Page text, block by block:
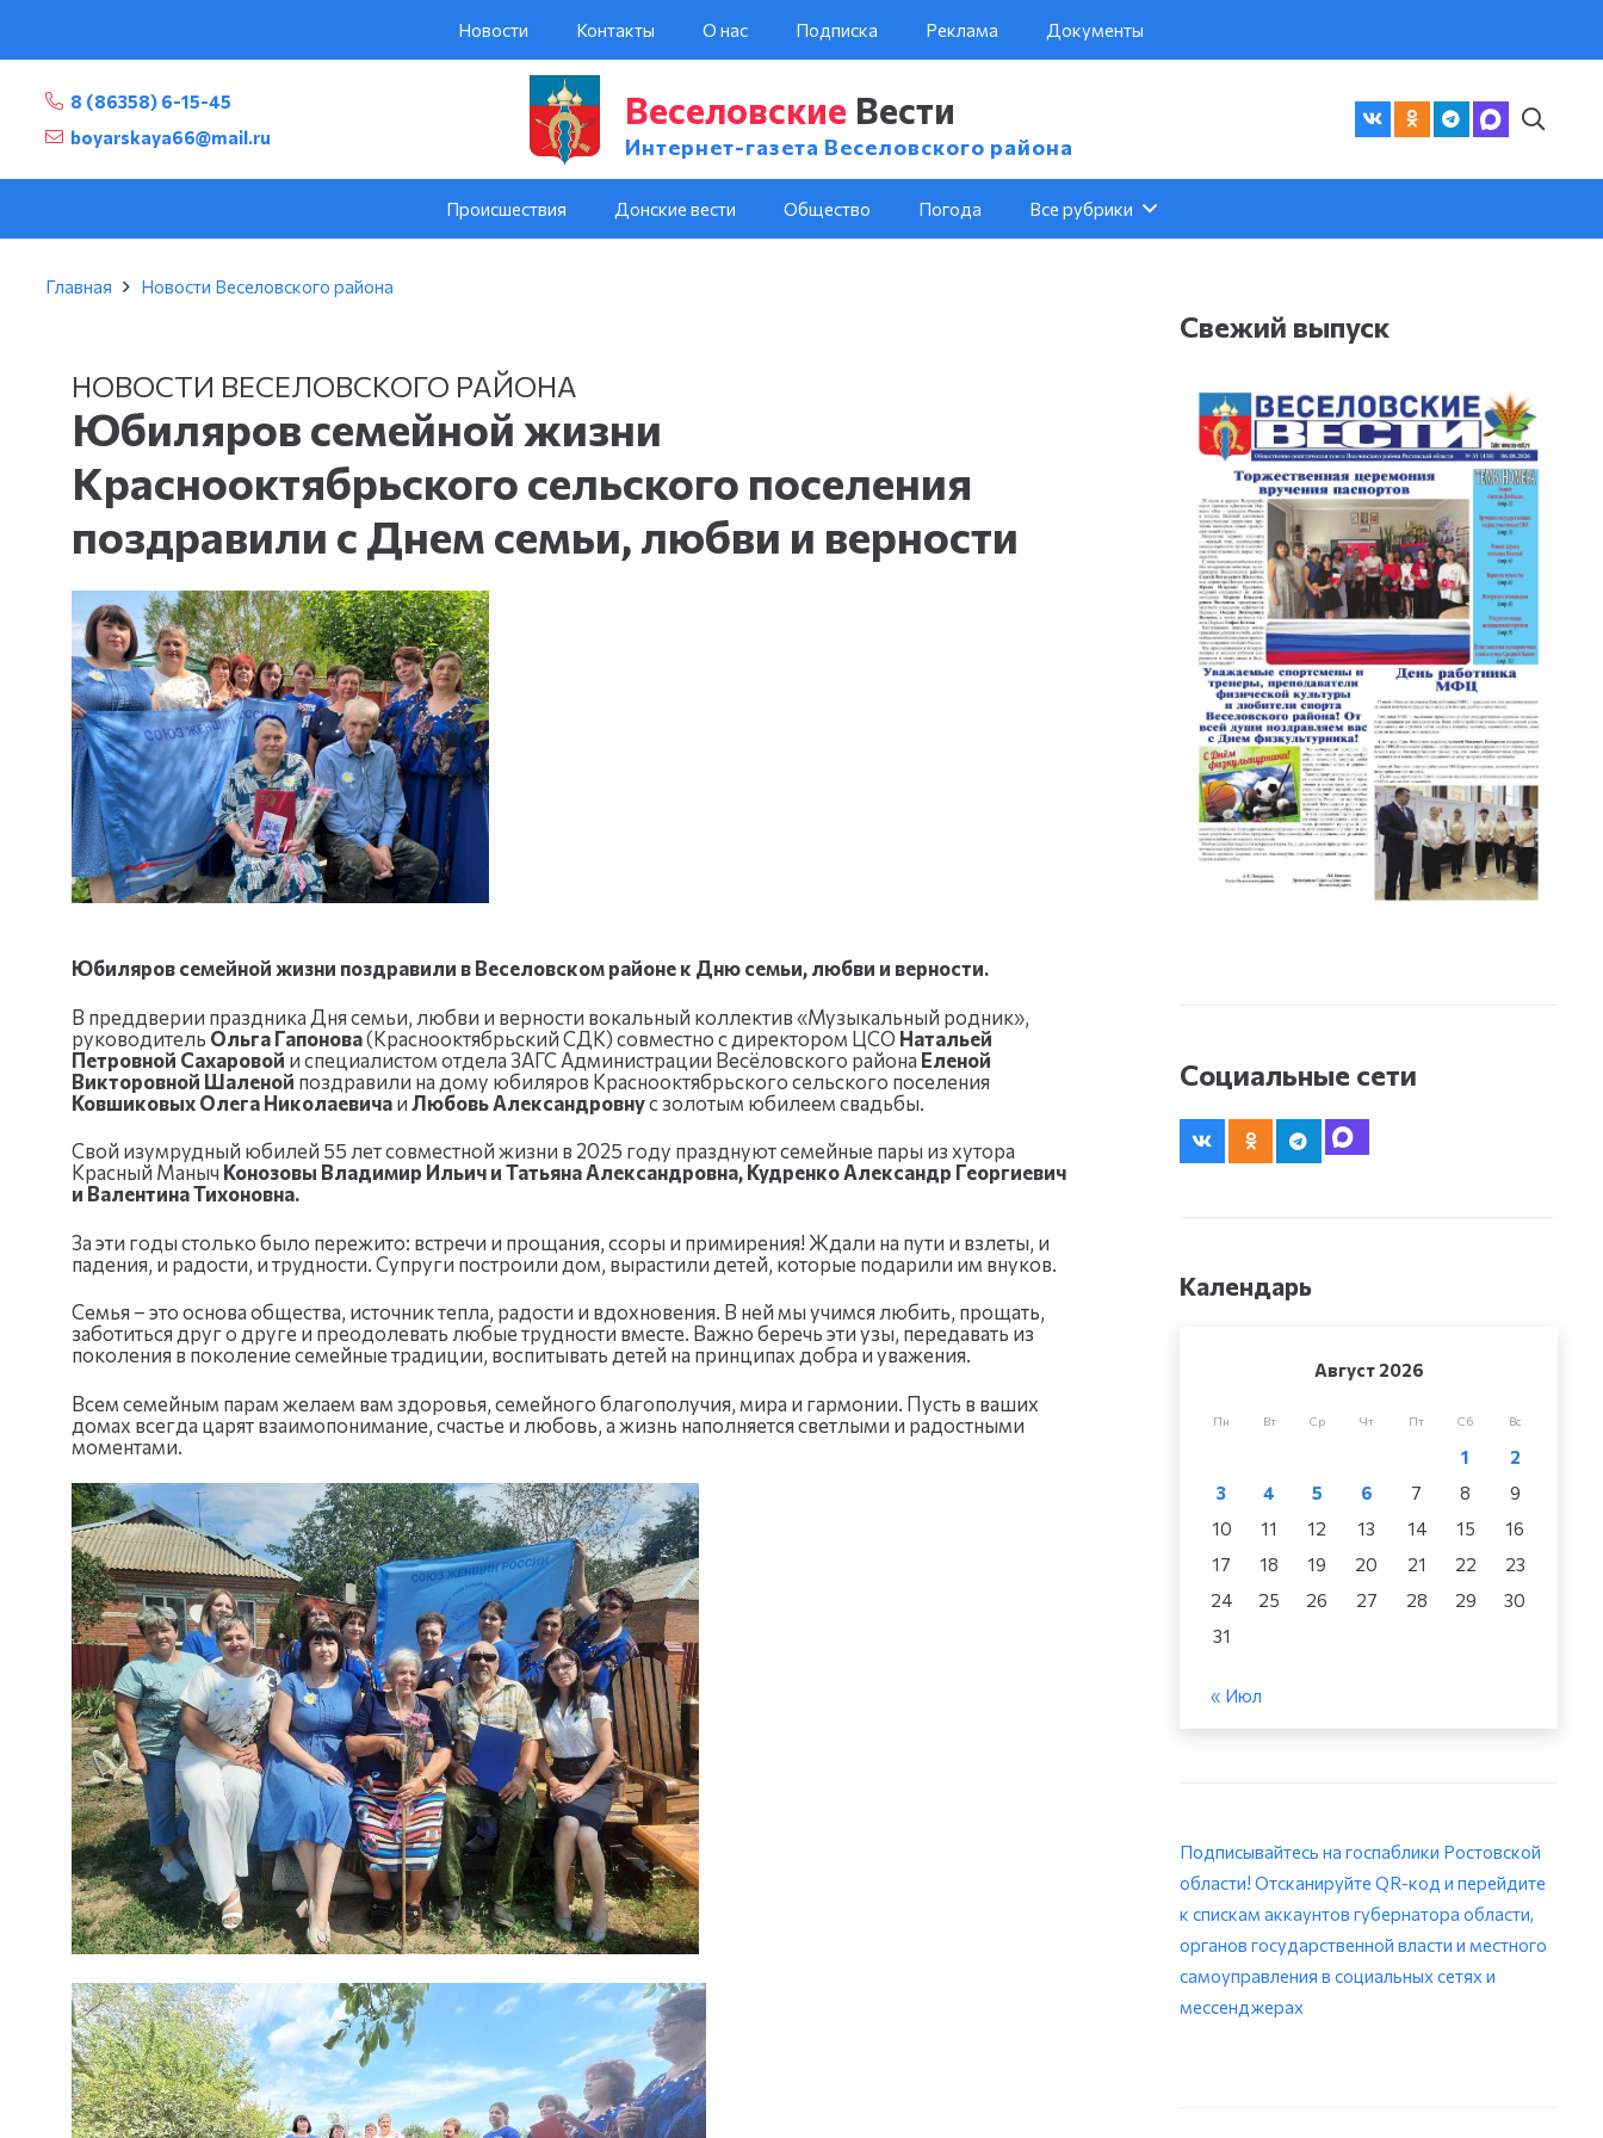
Новости Контакты О нас Подписка Реклама Документы
8 (86358) 6-15-45
boyarskaya66@mail.ru
Веселовские Вести
Интернет-газета Веселовского района
Происшествия Донские вести Общество Погода Все рубрики
Главная Новости Веселовского района
НОВОСТИ ВЕСЕЛОВСКОГО РАЙОНА
Юбиляров семейной жизни
Краснооктябрьского сельского поселения
поздравили с Днем семьи, любви и верности
Юбиляров семейной жизни поздравили в Веселовском районе к Дню семьи, любви и верности.
В преддверии праздника Дня семьи, любви и верности вокальный коллектив «Музыкальный родник»,
руководитель Ольга Гапонова(Краснооктябрьский СДК) совместно с директором ЦСО Натальей
Петровной Сахаровой и специалистом отдела ЗАГС Администрации Весёловского района Еленой
Викторовной Шаленой поздравили на дому юбиляров Краснооктябрьского сельского поселения
Ковшиковых Олега Николаевича и Любовь Александровнус золотым юбилеем свадьбы.
Свой изумрудный юбилей 55 лет совместной жизни в 2025 году празднуют семейные пары из хутора
Красный Маныч Конозовы Владимир Ильич и Татьяна Александровна, Кудренко Александр Георгиевич
и Валентина Тихоновна.
За эти годы столько было пережито: встречи и прощания, ссоры и примирения! Ждали на пути и взлеты, и
падения, и радости, и трудности. Супруги построили дом, вырастили детей, которые подарили им внуков.
Семья – это основа общества, источник тепла, радости и вдохновения. В ней мы учимся любить, прощать,
заботиться друг о друге и преодолевать любые трудности вместе. Важно беречь эти узы, передавать из
поколения в поколение семейные традиции, воспитывать детей на принципах добра и уважения.
Всем семейным парам желаем вам здоровья, семейного благополучия, мира и гармонии. Пусть в ваших
домах всегда царят взаимопонимание, счастье и любовь, а жизнь наполняется светлыми и радостными
моментами.
Свежий выпуск
Социальные сети
Календарь
Август 2026
Пн Вт Ср Чт Пт Сб Вс
1
2
3
4 5 6 7 8
9
10
11 12 13 14 15
16
17
18 19 20 21 22
23
24
25 26 27 28 29
30
31
« Июл
Подписывайтесь на госпаблики Ростовской
области! Отсканируйте QR-код и перейдите
к спискам аккаунтов губернатора области,
органов государственной власти и местного
самоуправления в социальных сетях и
мессенджерах